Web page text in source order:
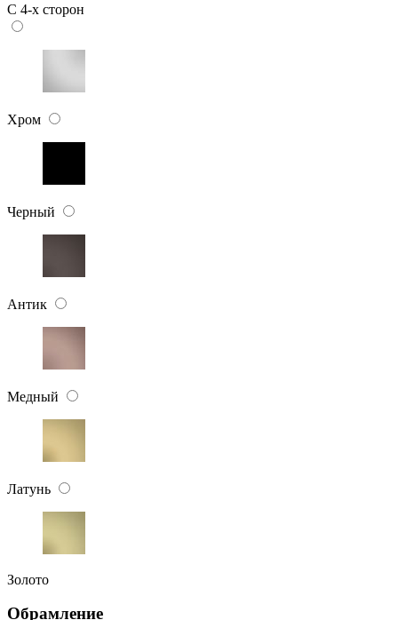
C 4-х сторон
Хром
Черный
Антик
Медный
Латунь
Золото
Обрамление